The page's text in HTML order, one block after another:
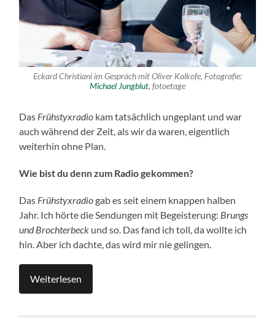
Eckard Christiani im Gespräch mit Oliver Kalkofe, Fotografie:
Michael Jungblut, fotoetage
Das Frühstyxradio kam tatsächlich ungeplant und war
auch während der Zeit, als wir da waren, eigentlich
weiterhin ohne Plan.
Wie bist du denn zum Radio gekommen?
Das Frühstyxradiogab es seit einem knappen halben
Jahr. Ich hörte die Sendungen mit Begeisterung: Brungs
und Brochterbeck und so. Das fand ich toll, da wollte ich
hin. Aber ich dachte, das wird mir nie gelingen.
Weiterlesen